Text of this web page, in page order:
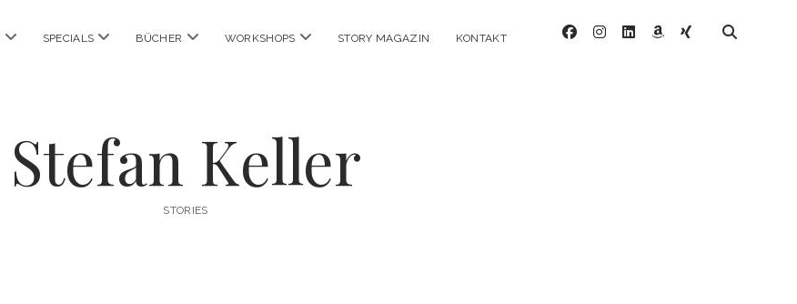
Menü
SPECIALS Menü
BÜCHER Menü
WORKSHOPS Menü
STORY MAGAZIN KONTAKT facebookinstagram
linkedinamazon
xing
Stefan Keller
STORIES